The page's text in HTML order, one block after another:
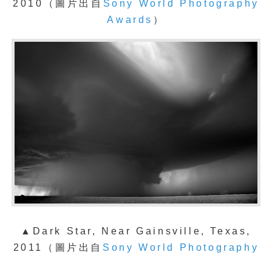
2010
（圖片出自 Sony World Photography
Awards ）
▲Dark Star, Near Gainsville, Texas,
2011
（圖片出自 Sony World Photography